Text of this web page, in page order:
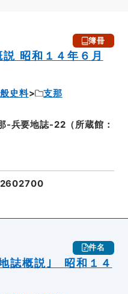
簿冊
昭和１４年６月
史料
支那
-兵要地誌-22（所蔵館：
件名
誌概説｣ 昭和１４